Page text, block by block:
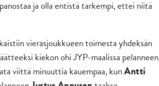
ja olla entistä tarkempi, ettei niitä
vierasjoukkueen toimesta yhdeksän
kiekon ohi JYP-maalissa pelanneen
viittä minuuttia kauempaa, kunAntti